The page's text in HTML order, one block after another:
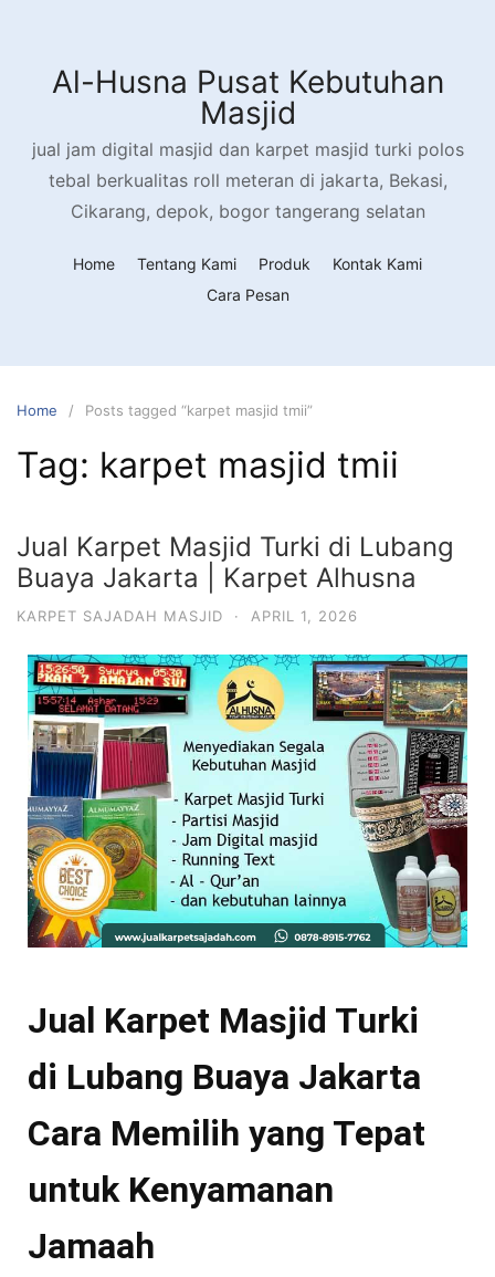
Al-Husna Pusat Kebutuhan
Masjid
jual jam digital masjid dan karpet masjid turki polos
tebal berkualitas roll meteran di jakarta, Bekasi,
Cikarang, depok, bogor tangerang selatan
Home Tentang Kami Produk
Kontak Kami
Cara Pesan
Home Posts tagged “karpet masjid tmii”
Tag: karpet masjid tmii
Jual Karpet Masjid Turki di Lubang
Buaya Jakarta | Karpet Alhusna
KARPET SAJADAH MASJID · APRIL 1, 2026
Jual Karpet Masjid Turki
di Lubang Buaya Jakarta
Cara Memilih yang Tepat
untuk Kenyamanan
Jamaah